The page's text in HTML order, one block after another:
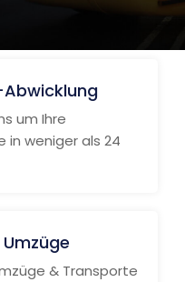
um Ihre
in weniger als 24
& Transporte